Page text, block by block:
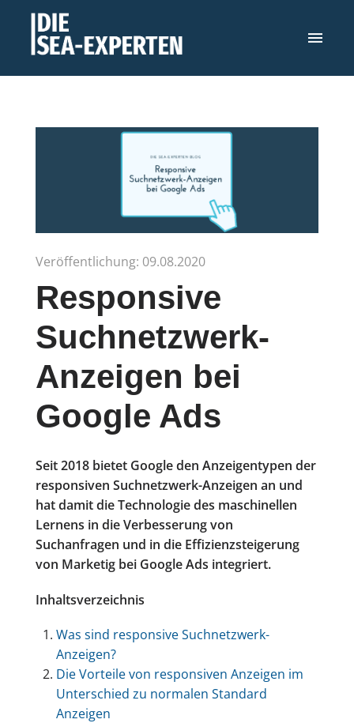
Veröffentlichung: 09.08.2020
Responsive
Suchnetzwerk-
Anzeigen bei
Google Ads
Seit 2018 bietet Google den Anzeigentypen der
responsiven Suchnetzwerk-Anzeigen an und
hat damit die Technologie des maschinellen
Lernens in die Verbesserung von
Suchanfragen und in die Effizienzsteigerung
von Marketig bei Google Ads integriert.
Inhaltsverzeichnis
Was sind responsive Suchnetzwerk-
Anzeigen?
Die Vorteile von responsiven Anzeigen im
Unterschied zu normalen Standard
Anzeigen